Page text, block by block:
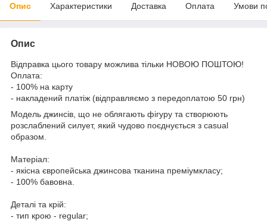
Опис Характеристики Доставка Оплата Умови
Опис
Відправка цього товару можлива тільки НОВОЮ ПОШТОЮ!
Оплата:
- 100% на карту
- накладений платіж (відправляємо з передоплатою 50 грн)
Модель джинсів, що не облягають фігуру та створюють
розслаблений силует, який чудово поєднується з casual
образом.
Матеріал:
- якісна європейська джинсова тканина преміумкласу;
- 100% бавовна.
Деталі та крій:
- тип крою - regular;